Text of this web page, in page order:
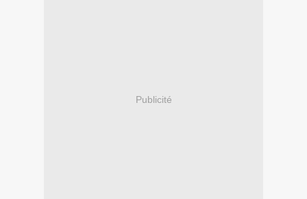
Publicité